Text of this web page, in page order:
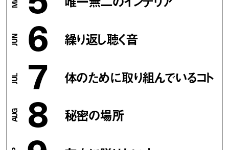
6 繰り返し聴く音
7 体のために取り組んでいるコト
8 秘密の場所